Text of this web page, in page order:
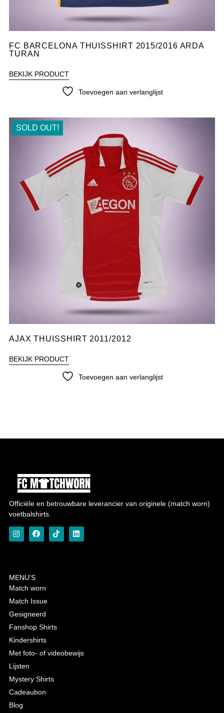
FC BARCELONA THUISSHIRT 2015/2016 ARDA
TURAN
BEKIJK PRODUCT
Toevoegen aan verlanglijst
SOLD OUT!
AJAX THUISSHIRT 2011/2012
BEKIJK PRODUCT
Toevoegen aan verlanglijst
Officiële en betrouwbare leverancier van originele (match worn)
voetbalshirts.
MENU'S
Match worn
Match Issue
Gesigneerd
Fanshop Shirts
Kindershirts
Met foto- of videobewijs
Lijsten
Mystery Shirts
Cadeaubon
Blog